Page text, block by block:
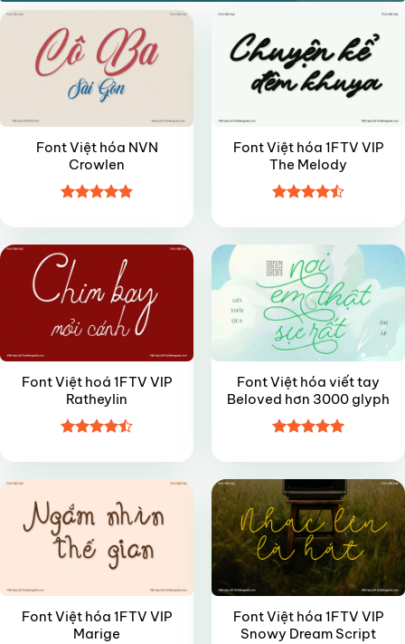
Font Việt hóa NVN
Crowlen
hạng4.85
5 sao
Font Việt hóa 1FTV VIP
The Melody
hạng4.45
Font Việt hoá 1FTV VIP
Ratheylin
hạng4.5
5 sao
Font Việt hóa viết tay
Beloved hơn 3000 glyph
hạng55
sao
Font Việt hóa 1FTV VIP
Marige
Font Việt hóa 1FTV VIP
Snowy Dream Script